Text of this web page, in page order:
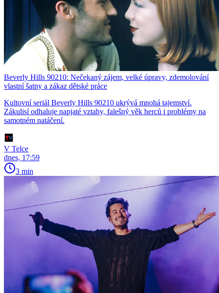
Beverly Hills 90210: Nečekaný zájem, velké úpravy, zdemolování
vlastní šatny a zákaz dětské práce
Kultovní seriál Beverly Hills 90210 ukrývá mnohá tajemství.
Zákulisí odhaluje napjaté vztahy, falešný věk herců i problémy na
samotném natáčení.
V Telce
dnes, 17:59
3 min